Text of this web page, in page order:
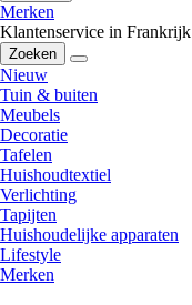
Merken
Klantenservice in Frankrijk
Zoeken
Nieuw
Tuin & buiten
Meubels
Decoratie
Tafelen
Huishoudtextiel
Verlichting
Tapijten
Huishoudelijke apparaten
Lifestyle
Merken